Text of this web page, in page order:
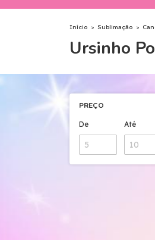
Início > Sublimação >
Ursinho
PREÇO
De Até